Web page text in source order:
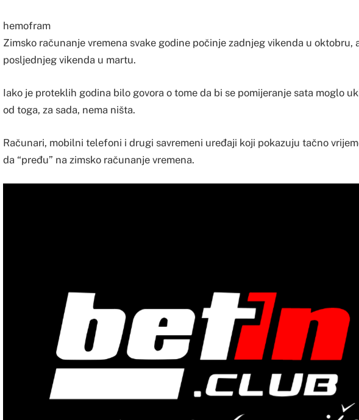
hemofram
Zimsko računanje vremena svake godine počinje zadnjeg vikenda u oktobru,
posljednjeg vikenda u martu.
Iako je proteklih godina bilo govora o tome da bi se pomijeranje sata moglo
od toga, za sada, nema ništa.
Računari, mobilni telefoni i drugi savremeni uređaji koji pokazuju tačno
da “pređu” na zimsko računanje vremena.